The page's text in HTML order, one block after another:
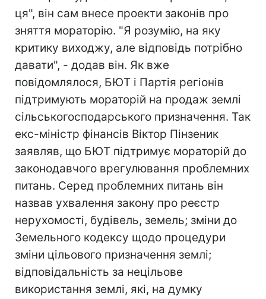
ця", він сам внесе проекти законів про
зняття мораторію. "Я розумію, на яку
критику виходжу, але відповідь потрібно
давати", - додав він. Як вже
повідомлялося, БЮТ і Партія регіонів
підтримують мораторій на продаж землі
сільськогосподарського призначення. Так
екс-міністр фінансів Віктор Пінзеник
заявляв, що БЮТ підтримує мораторій до
законодавчого врегулювання проблемних
питань. Серед проблемних питань він
назвав ухвалення закону про реєстр
нерухомості, будівель, земель; зміни до
Земельного кодексу щодо процедури
зміни цільового призначення землі;
відповідальність за нецільове
використання землі, які, на думку